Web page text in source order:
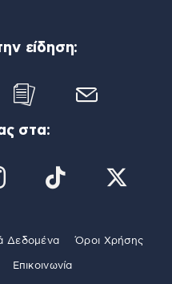
είδηση:
στα:
Δεδομένα Όροι Χρήσης
Επικοινωνία